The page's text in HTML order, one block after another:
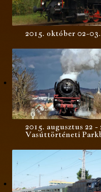
2015. október 02-
2015. augusztus 22
Vasúttörténeti